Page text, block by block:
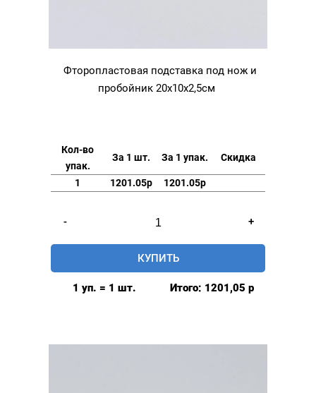
Фторопластовая подставка под нож и
пробойник 20х10х2,5см
Кол-во
упак.
За 1 шт. За 1 упак. Скидка
1 1201.05р 1201.05р
-
товара
Фторопластовая
подставка
+
КУПИТЬ
1 уп. = 1 шт. Итого: 1201,05 р